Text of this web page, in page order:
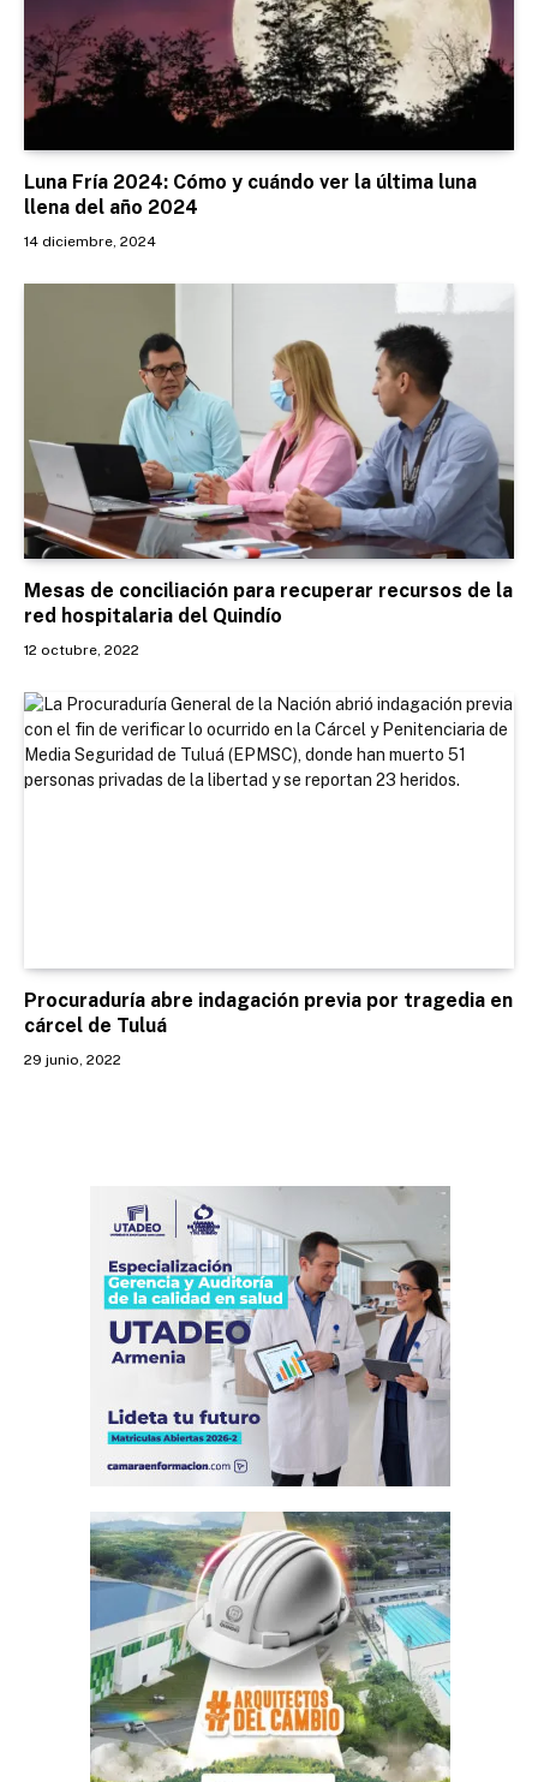
Luna Fría 2024: Cómo y cuándo ver la última luna
llena del año 2024
14 diciembre, 2024
Mesas de conciliación para recuperar recursos de la
red hospitalaria del Quindío
12 octubre, 2022
Procuraduría abre indagación previa por tragedia en
cárcel de Tuluá
29 junio, 2022